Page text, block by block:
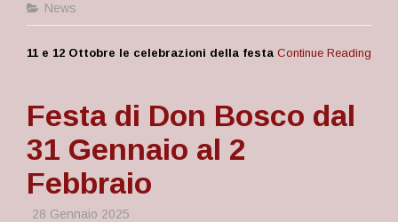
News
11 e 12 Ottobre le celebrazioni della festa Continue Reading
Festa di Don Bosco dal
31 Gennaio al 2
Febbraio
28 Gennaio 2025